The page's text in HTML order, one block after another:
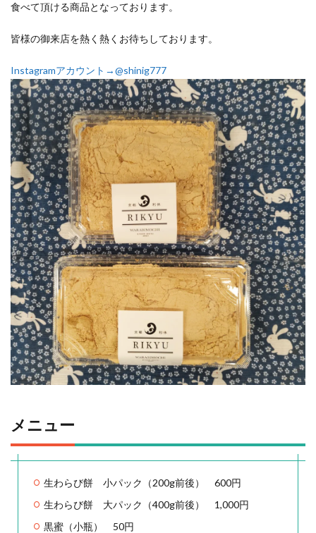
食べて頂ける商品となっております。
皆様の御来店を熱く熱くお待ちしております。
Instagramアカウント→@shinig777
メニュー
生わらび餅 小パック（200g前後） 600円
生わらび餅 大パック（400g前後） 1,000円
黒蜜（小瓶） 50円